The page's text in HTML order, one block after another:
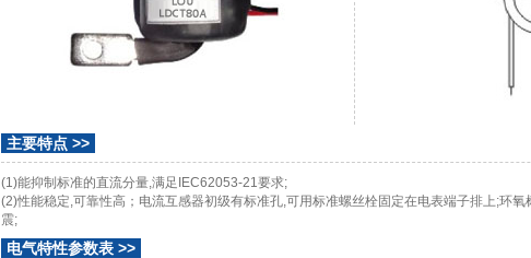
主要特点 >>
(1)能抑制标准的直流分量,满足IEC62053-21要求;
(2)性能稳定,可靠性高；电流互感器初级有标准孔,可用标准螺丝栓固定在电表端子排上;环
震;
电气特性参数表 >>